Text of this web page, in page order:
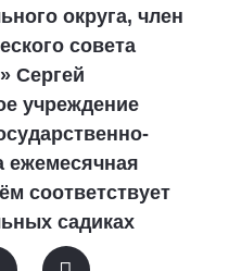
округа, член
совета
Сергей
учреждение
ежемесячная
соответствует
садиках